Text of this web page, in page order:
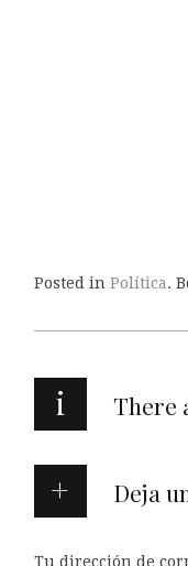
Posted in Política.
i There
Deja
Tu dirección de